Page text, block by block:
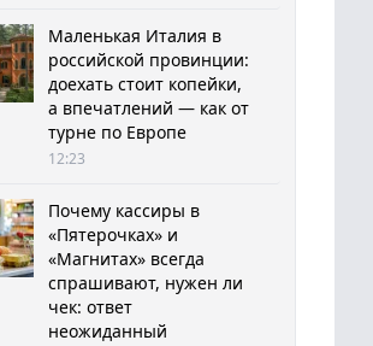
Маленькая Италия в
российской провинции:
доехать стоит копейки,
а впечатлений — как от
турне по Европе
12:23
Почему кассиры в
«Пятерочках» и
«Магнитах» всегда
спрашивают, нужен ли
чек: ответ
неожиданный